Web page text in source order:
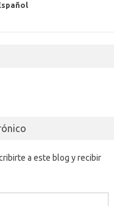
a este blog y recibir